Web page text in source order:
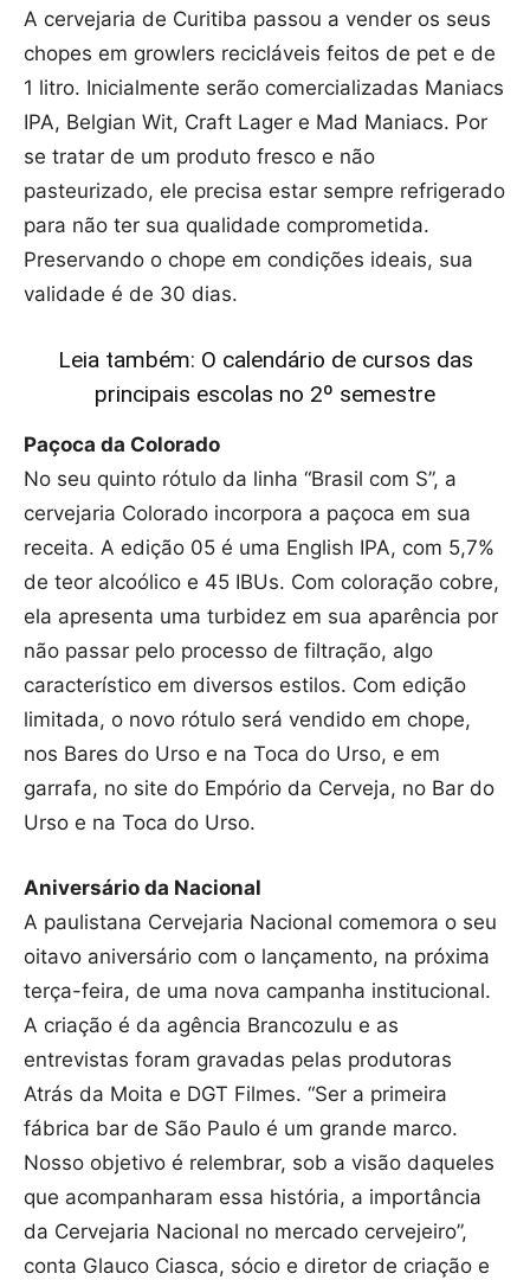
A cervejaria de Curitiba passou a vender os seus
chopes em growlers recicláveis feitos de pet e de
1 litro. Inicialmente serão comercializadas Maniacs
IPA, Belgian Wit, Craft Lager e Mad Maniacs. Por
se tratar de um produto fresco e não
pasteurizado, ele precisa estar sempre refrigerado
para não ter sua qualidade comprometida.
Preservando o chope em condições ideais, sua
validade é de 30 dias.
Leia também: O calendário de cursos das
principais escolas no 2º semestre
Paçoca da Colorado
No seu quinto rótulo da linha “Brasil com S”, a
cervejaria Colorado incorpora a paçoca em sua
receita. A edição 05 é uma English IPA, com 5,7%
de teor alcoólico e 45 IBUs. Com coloração cobre,
ela apresenta uma turbidez em sua aparência por
não passar pelo processo de filtração, algo
característico em diversos estilos. Com edição
limitada, o novo rótulo será vendido em chope,
nos Bares do Urso e na Toca do Urso, e em
garrafa, no site do Empório da Cerveja, no Bar do
Urso e na Toca do Urso.
Aniversário da Nacional
A paulistana Cervejaria Nacional comemora o seu
oitavo aniversário com o lançamento, na próxima
terça-feira, de uma nova campanha institucional.
A criação é da agência Brancozulu e as
entrevistas foram gravadas pelas produtoras
Atrás da Moita e DGT Filmes. “Ser a primeira
fábrica bar de São Paulo é um grande marco.
Nosso objetivo é relembrar, sob a visão daqueles
que acompanharam essa história, a importância
da Cervejaria Nacional no mercado cervejeiro”,
conta Glauco Ciasca, sócio e diretor de criação e